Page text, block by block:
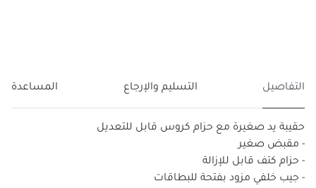
التفاصيل التسليم والإرجاع المساعدة
حقيبة يد صغيرة مع حزام كروس قابل للتعديل
- مقبض صغير
- حزام كتف قابل للإزالة
- جيب خلفي مزود بفتحة للبطاقات